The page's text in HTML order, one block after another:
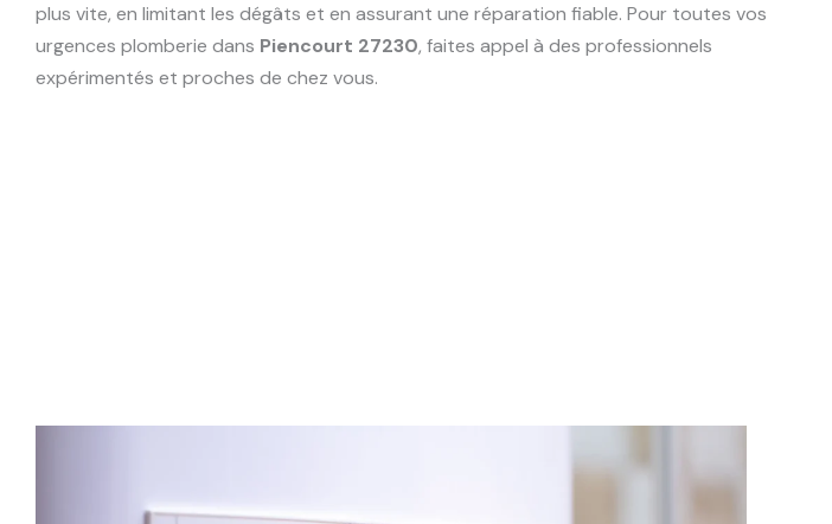
plus vite, en limitant les dégâts et en assurant une réparation fiable. Pour toutes vos
urgences plomberie dans Piencourt 27230, faites appel à des professionnels
expérimentés et proches de chez vous.